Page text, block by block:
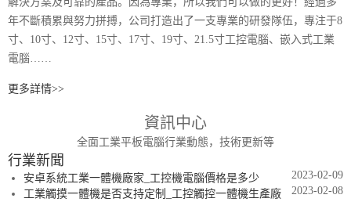
年不斷積累與努力拼搏，公司打造出了一支專業的研發隊伍，專注于8
寸、10寸、12寸、15寸、17寸、19寸、21.5寸工控電腦、嵌入式工業
電腦……
更多詳情>>
資訊中心
全面工業平板電腦行業動態，技術更新等
行業新聞
2023-02-09
安卓系統工業一體機廠家_工控機電腦價格是多少
2023-02-08
工業觸摸一體機是否支持定制_工控觸控一體機生產廠